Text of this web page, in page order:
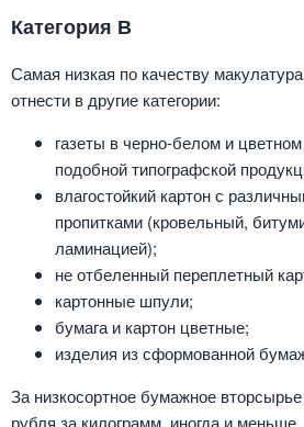
Категория В
Самая низкая по качеству
отнести в другие категории:
газеты в черно-белом и
подобной типографской
влагостойкий картон с
пропитками (кровельный,
ламинацией);
не отбеленный переплетный
картонные шпули;
бумага и картон цветные;
изделия из сформованной
За низкосортное бумажное